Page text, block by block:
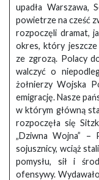
upadła Warszawa,
powietrze na cześć
rozpoczęli dramat,
okres, który
ze zgrozą. Polacy
walczyć o
żołnierzy Wojska
emigrację. Nasze
w którym główną
rozpoczęła się
„Dziwna Wojna” –
sojusznicy, wciąż
pomysłu, sił i
ofensywy.